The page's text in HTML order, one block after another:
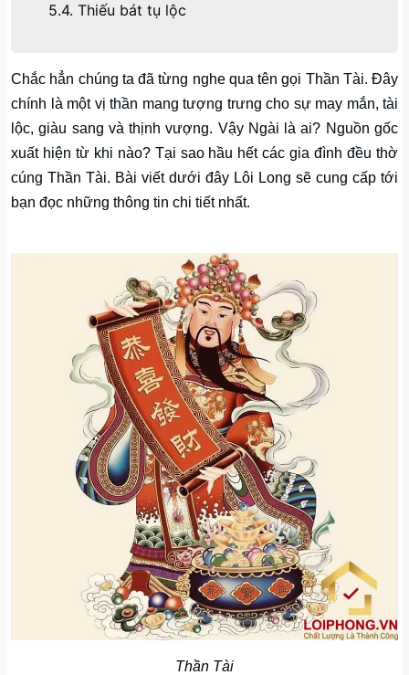
5.4. Thiếu bát tụ lộc
Chắc hẳn chúng ta đã từng nghe qua tên gọi Thần Tài. Đây
chính là một vị thần mang tượng trưng cho sự may mắn, tài
lộc, giàu sang và thịnh vượng. Vậy Ngài là ai? Nguồn gốc
xuất hiện từ khi nào? Tại sao hầu hết các gia đình đều thờ
cúng Thần Tài. Bài viết dưới đây Lôi Long sẽ cung cấp tới
bạn đọc những thông tin chi tiết nhất.
Thần Tài